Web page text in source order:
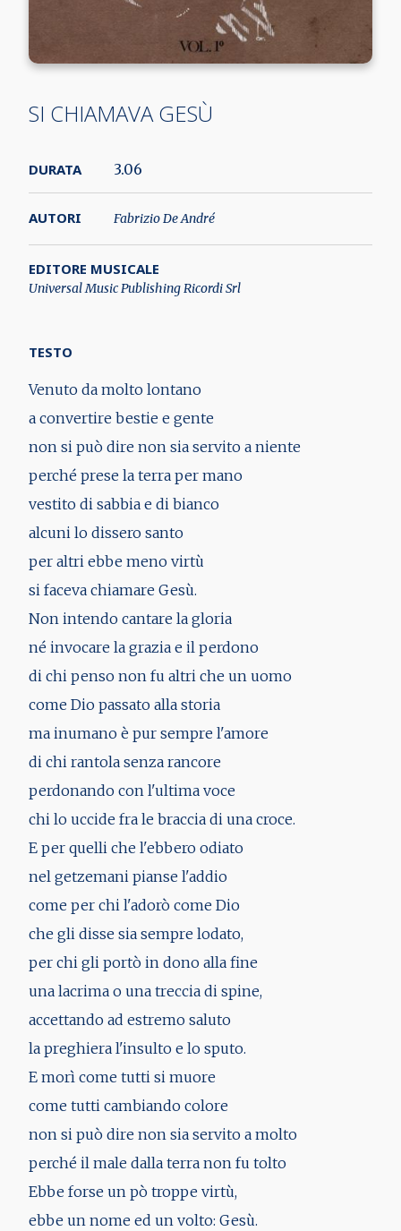
SI CHIAMAVA GESÙ
DURATA 3.06
AUTORI Fabrizio De André
EDITORE MUSICALE
Universal Music Publishing Ricordi Srl
TESTO
Venuto da molto lontano
a convertire bestie e gente
non si può dire non sia servito a niente
perché prese la terra per mano
vestito di sabbia e di bianco
alcuni lo dissero santo
per altri ebbe meno virtù
si faceva chiamare Gesù.
Non intendo cantare la gloria
né invocare la grazia e il perdono
di chi penso non fu altri che un uomo
come Dio passato alla storia
ma inumano è pur sempre l'amore
di chi rantola senza rancore
perdonando con l'ultima voce
chi lo uccide fra le braccia di una croce.
E per quelli che l'ebbero odiato
nel getzemani pianse l'addio
come per chi l'adorò come Dio
che gli disse sia sempre lodato,
per chi gli portò in dono alla fine
una lacrima o una treccia di spine,
accettando ad estremo saluto
la preghiera l'insulto e lo sputo.
E morì come tutti si muore
come tutti cambiando colore
non si può dire non sia servito a molto
perché il male dalla terra non fu tolto
Ebbe forse un pò troppe virtù,
ebbe un nome ed un volto: Gesù.